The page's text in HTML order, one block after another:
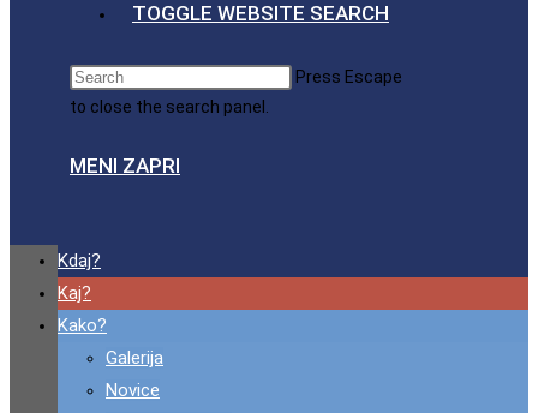
TOGGLE WEBSITE SEARCH
Press Escape
to close the search panel.
MENI ZAPRI
Kdaj?
Kaj?
Kako?
Galerija
Novice